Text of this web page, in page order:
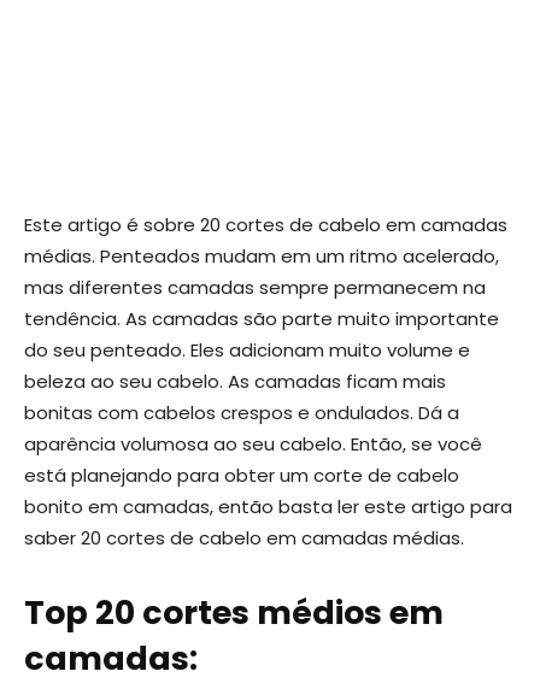
Este artigo é sobre 20 cortes de cabelo em camadas
médias. Penteados mudam em um ritmo acelerado,
mas diferentes camadas sempre permanecem na
tendência. As camadas são parte muito importante
do seu penteado. Eles adicionam muito volume e
beleza ao seu cabelo. As camadas ficam mais
bonitas com cabelos crespos e ondulados. Dá a
aparência volumosa ao seu cabelo. Então, se você
está planejando para obter um corte de cabelo
bonito em camadas, então basta ler este artigo para
saber 20 cortes de cabelo em camadas médias.
Top 20 cortes médios em
camadas: